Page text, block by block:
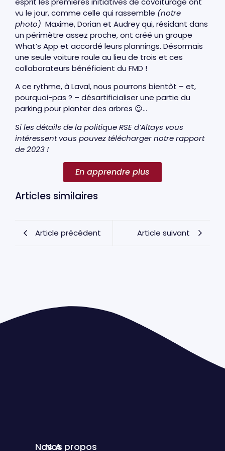
vu le jour, comme celle qui rassemble (notre
photo) Maxime, Dorian et Audrey qui, résidant dans
un périmètre assez proche, ont créé un groupe
What’s App et accordé leurs plannings. Désormais
une seule voiture roule au lieu de trois et ces
collaborateurs bénéficient du FMD !
A ce rythme, à Laval, nous pourrons bientôt – et,
pourquoi-pas ? – désartificialiser une partie du
parking pour planter des arbres 😉…
Si les détails de la politique RSE d’Altays vous
intéressent vous pouvez télécharger notre rapport
de 2023 !
En apprendre plus
Articles similaires
Article précédent Article suivant
NosNosA propos